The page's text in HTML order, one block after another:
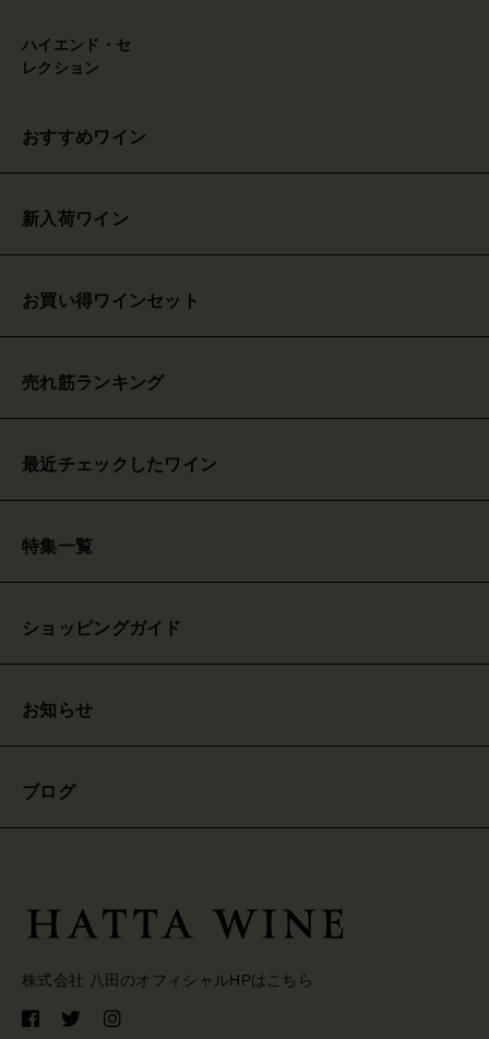
ハイエンド・セ
レクション
おすすめワイン
新入荷ワイン
お買い得ワインセット
売れ筋ランキング
最近チェックしたワイン
特集一覧
ショッピングガイド
お知らせ
ブログ
株式会社 八田のオフィシャルHPはこちら